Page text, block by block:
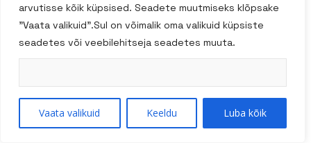
arvutisse kõik küpsised. Seadete muutmiseks klõpsake
"Vaata valikuid".Sul on võimalik oma valikuid küpsiste
seadetes või veebilehitseja seadetes muuta.
Vaata valikuid Keeldu Luba kõik
basically a chef’s dream. Definitely have a lot to
work.”
Otsi